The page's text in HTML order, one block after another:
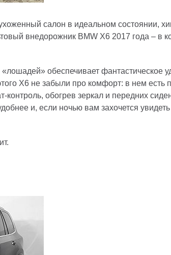
салон в идеальном состоянии,
внедорожник BMW X6 2017 года – в
обеспечивает фантастическое
Х6 не забыли про комфорт: в нем есть
контроль, обогрев зеркал и передних
и, если ночью вам захочется увидеть